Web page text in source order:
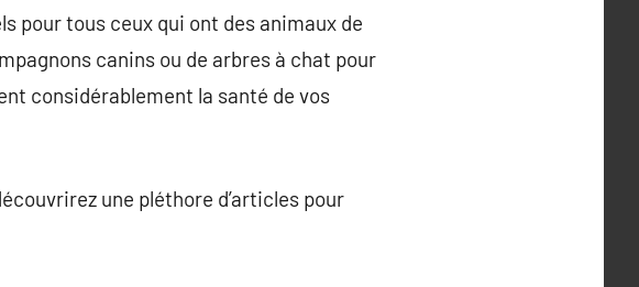
pour tous ceux qui ont des animaux de
canins ou de arbres à chat pour
considérablement la santé de vos
une pléthore d’articles pour